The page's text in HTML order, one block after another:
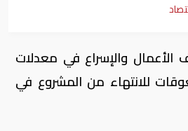
الأعمال والإسراع في معدلات
للانتهاء من المشروع في